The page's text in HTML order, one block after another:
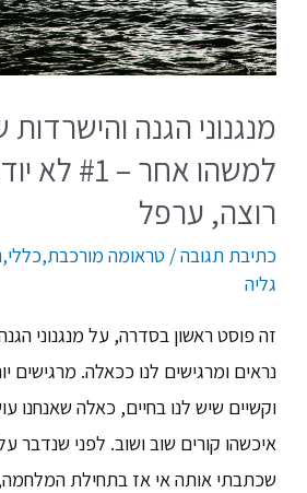
מנגנוני הגנה
למשהו
רוצה, ערפל
כתיבת תגובה/ טראומה מורכבת,כללי,
גליה
זה פוסט ראשון בסדרה, על מנגנוני
נראים ומרגישים לנו ככאלה. מרגישים
וקשיים שיש לנו בחיים, כאלה שאנחנו
איכשהו קורים שוב ושוב. לפני שנדבר
שכתבתי אותה אי אז בתחילת